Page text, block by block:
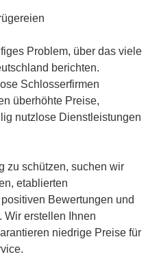
Problem, über das viele
berichten.
Schlosserfirmen
überhöhte Preise,
nutzlose Dienstleistungen
zu schützen, suchen wir
etablierten
Bewertungen und
Wir erstellen Ihnen
niedrige Preise für